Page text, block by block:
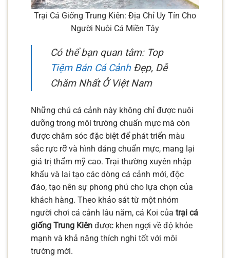
Trại Cá Giống Trung Kiên: Địa Chỉ Uy Tín Cho
Người Nuôi Cá Miền Tây
Có thể bạn quan tâm: Top
Tiệm Bán Cá CảnhĐẹp, Dễ
Chăm Nhất Ở Việt Nam
Những chú cá cảnh này không chỉ được nuôi
dưỡng trong môi trường chuẩn mực mà còn
được chăm sóc đặc biệt để phát triển màu
sắc rực rỡ và hình dáng chuẩn mực, mang lại
giá trị thẩm mỹ cao. Trại thường xuyên nhập
khẩu và lai tạo các dòng cá cảnh mới, độc
đáo, tạo nên sự phong phú cho lựa chọn của
khách hàng. Theo khảo sát từ một nhóm
người chơi cá cảnh lâu năm, cá Koi của trại cá
giống Trung Kiên được khen ngợi về độ khỏe
mạnh và khả năng thích nghi tốt với môi
trường mới.